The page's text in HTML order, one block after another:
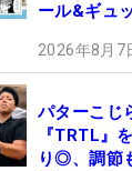
ール&ギュ
2026年8月7
パターこじ
『TRTL』
り◎、調節